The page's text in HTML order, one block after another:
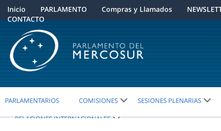
Inicio PARLAMENTO Compras y Llamados
CONTACTO
PARLAMENTARIOS COMISIONES SESIONES PLENARIAS
RELACIONES INTERNACIONALES